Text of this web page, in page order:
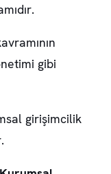
gibi
girişimcilik